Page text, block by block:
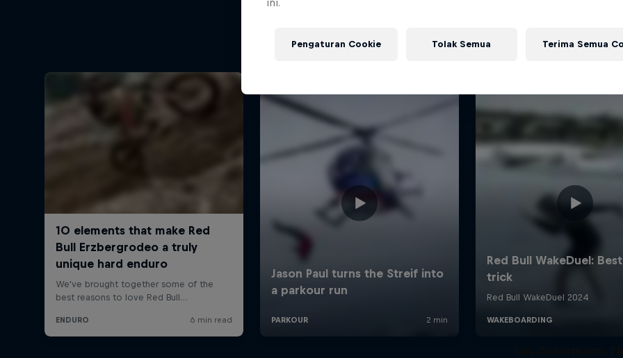
Pengaturan Cookie Tolak Semua Terima Semua